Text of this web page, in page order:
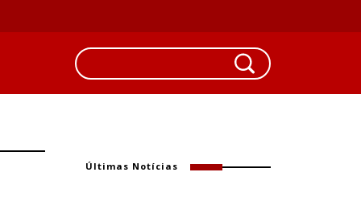
Últimas Notícias